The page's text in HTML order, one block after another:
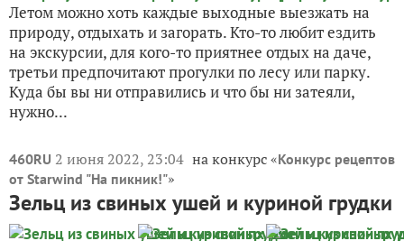
Летом можно хоть каждые выходные выезжать на
природу, отдыхать и загорать. Кто-то любит ездить
на экскурсии, для кого-то приятнее отдых на даче,
третьи предпочитают прогулки по лесу или парку.
Куда бы вы ни отправились и что бы ни затеяли,
нужно...
460RU 2 июня 2022, 23:04 на конкурс «Конкурс рецептов
от Starwind "На пикник!"»
Зельц из свиных ушей и куриной грудки